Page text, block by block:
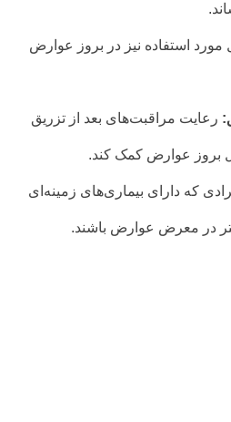
استفاده نیز در بروز عوارض
مراقبت‌های بعد از تزریق
عوارض کمک کند.
که دارای بیماری‌های زمینه‌ای
معرض عوارض باشند.